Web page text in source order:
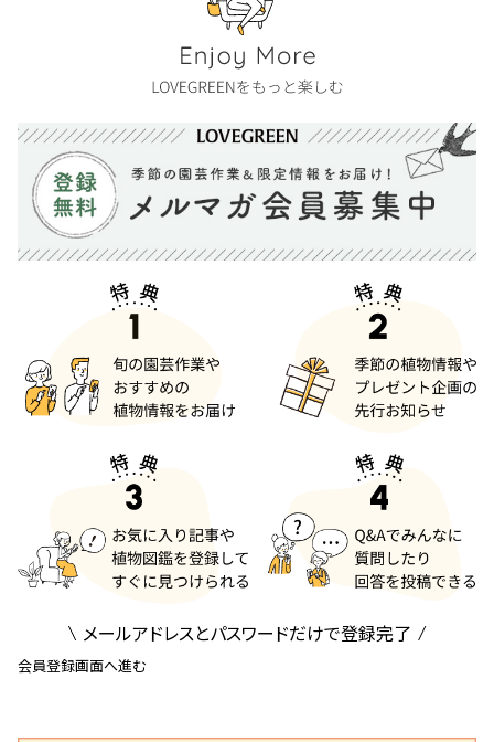
メールアドレスとパスワードだけで登録完了
会員登録画面へ進む